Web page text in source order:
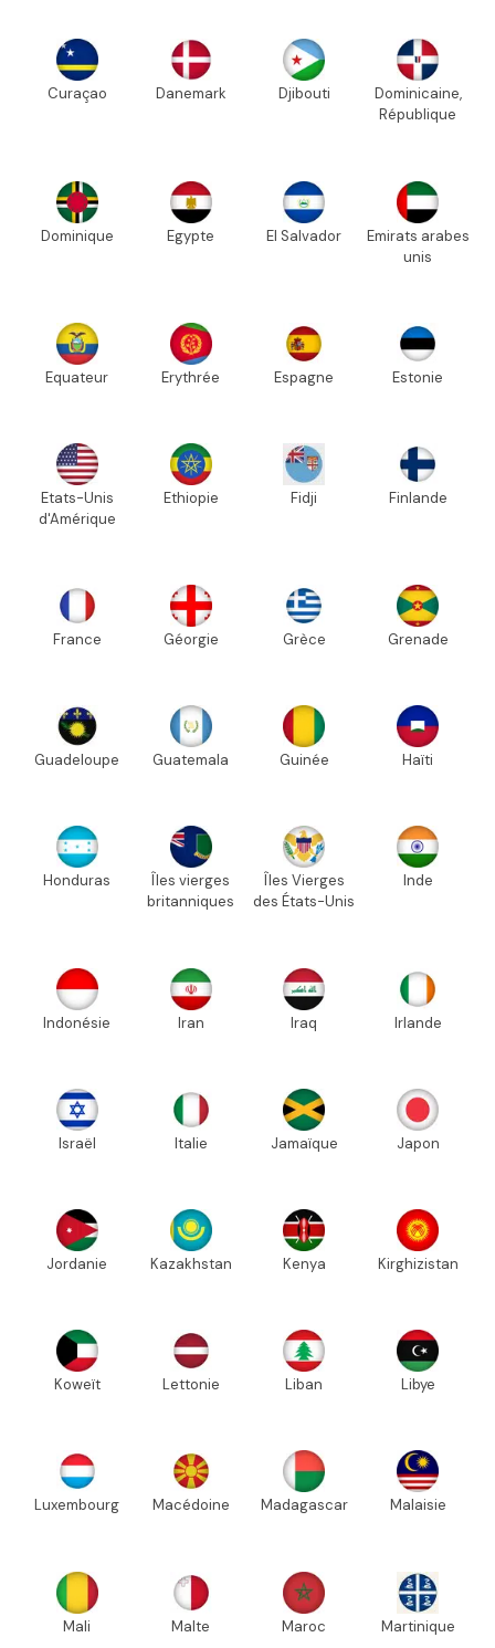
Curaçao Danemark Djibouti
Dominicaine,
République
Dominique Egypte El Salvador
Emirats arabes
unis
Equateur Erythrée Espagne Estonie
Etats-Unis
d'Amérique
Ethiopie Fidji Finlande
France Géorgie Grèce Grenade
Guadeloupe Guatemala Guinée Haïti
Honduras
Îles vierges
britanniques
Îles Vierges
des États-Unis
Inde
Indonésie Iran Iraq Irlande
Israël Italie Jamaïque Japon
Jordanie Kazakhstan Kenya Kirghizistan
Koweït Lettonie Liban Libye
Luxembourg Macédoine Madagascar Malaisie
Mali Malte Maroc Martinique